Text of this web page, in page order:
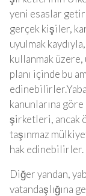
yeni esaslar
gerçek kişiler,
uyulmak
kullanmak üzere,
planı içinde bu
kanunlarına
şirketleri, ancak
taşınmaz
hak edinebilirler.
Diğer yandan,
vatandaşlığına